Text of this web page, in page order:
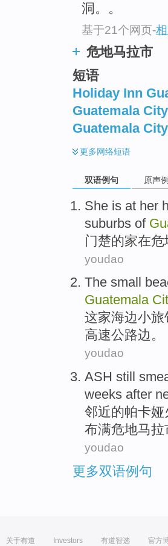
洞。。
基于21个网页-
危地马拉市
短语
Holiday Inn
Guatemala
Guatemala
更多网络短语
双语例句 原声
She is at her
suburbs of
门楚的家在危
youdao
The small
Guatemala
这家海边小旅
高速公路边。
youdao
ASH still
weeks after
邻近的帕卡娅
布满危地马拉
youdao
更多双语例句
关于有道 Investors 有道智选 官方